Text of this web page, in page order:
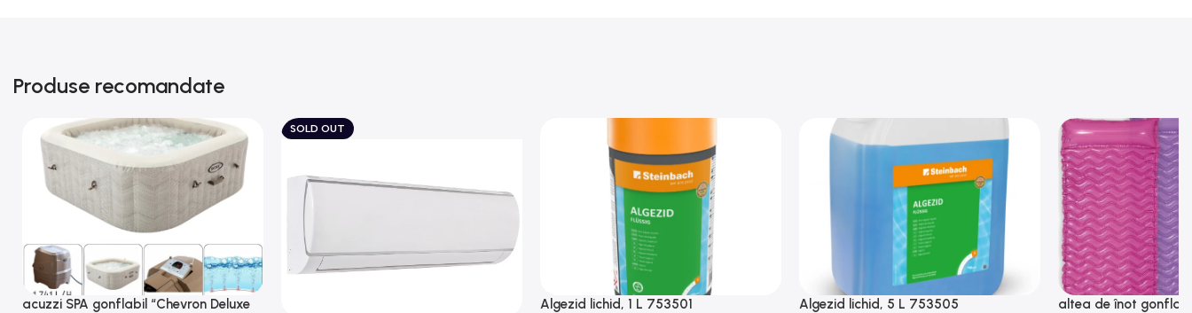
Produse recomandate
acuzzi SPA gonflabil “Chevron Deluxe
SOLD OUT
Algezid lichid, 1 L 753501 Algezid lichid, 5 L 753505
altea de înot